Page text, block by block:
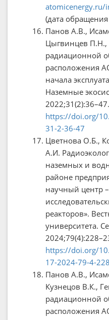
(дата
Панов А.В.,
Цыгвинцев
радиационной
расположения
начала
Наземные
https://doi.org/
31-2-36-47
Цветнова О.Б.,
А.И.
наземных и
районе
научный центр
реакторов».
университета.
https://doi.org/
17-2024-79-4-
Панов А.В.,
Кузнецов В.К.,
радиационной
расположения